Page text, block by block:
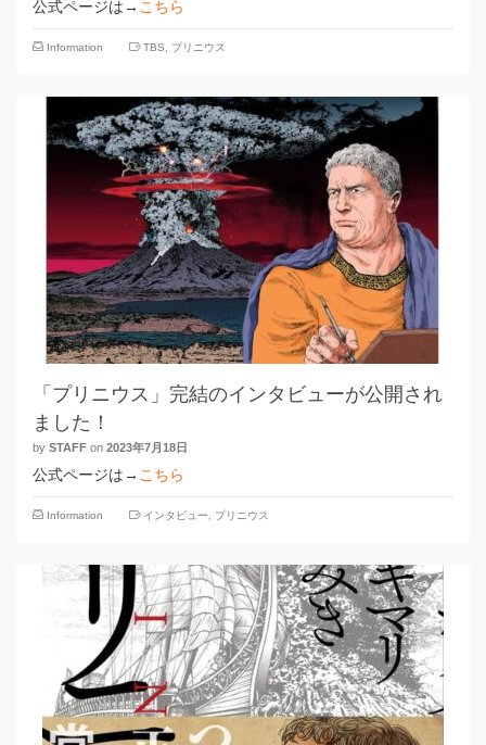
公式ページは→ こちら
Information TBS プリニウス
「プリニウス」完結のインタビューが公開され
ました！
by STAFF on 2023年7月18日
公式ページは→ こちら
Information インタビュー プリニウス